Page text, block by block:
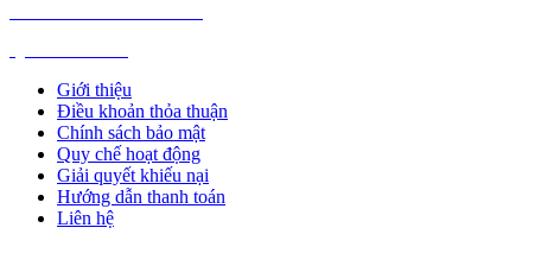
Giới thiệu
Điều khoản thỏa thuận
Chính sách bảo mật
Quy chế hoạt động
Giải quyết khiếu nại
Hướng dẫn thanh toán
Liên hệ